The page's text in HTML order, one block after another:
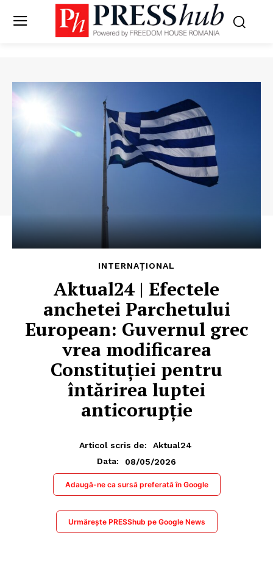
INTERNAȚIONAL
Aktual24 | Efectele
anchetei Parchetului
European: Guvernul grec
vrea modificarea
Constituției pentru
întărirea luptei
anticorupție
Articol scris de:
Aktual24
Data:
08/05/2026
Adaugă-ne ca sursă preferată în Google
Urmărește PRESShub pe Google News